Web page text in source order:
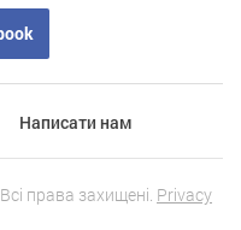
Написати нам
права захищені. Privacy